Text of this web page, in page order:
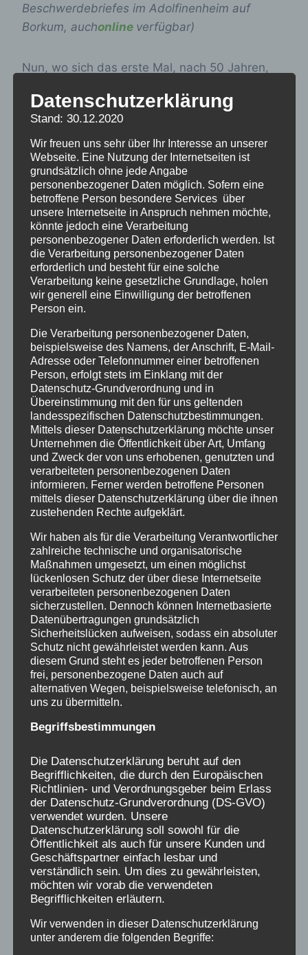
Beschwerdebriefes im Adolfinenheim auf
Borkum, auchonline verfügbar)
Nun, wo sich das erste Mal, nach 50 Jahren,
brechen oftmals lange, nur im Privaten
geäußerte Erinnerungen an Beschimpfungen,
Schmerzen, Scham, Angst und Gewalt auf. Die
Menschen beschreiben dabei detaillierte
Szenen in Ess- und Schlafräumen und wissen
noch, wo ihr Bett stand und wie an einem
bestimmten Tag das Licht durch die Vorhänge
fiel. Sie beschreiben Gerüche, an den
Schlafsaal, den Waschraum, das Essen,
Farben, gestochen scharfe Filmszenen ihrer
traumatischen Erlebnisse und erleben dabei
erneut tiefe Gefühle von Angst und Bedrohung.
Andere haben schwere Körpersymptome und
Alpträume, die sich durch bestimmte Fakten
auf Verschickungserfahrungen zurückführen
lassen. Sie alle erleben einen ungeheuren
Kräftezuwachs aus dem Gefühl, nicht mehr
allein mit ihrem Leid und nicht schuld daran
gewesen zu sein, sie engagieren sich in
gegenseitigem Austausch, in Beratung,
Vernetzung und Recherche, sie streben an,
mehr über diese Einrichtungen herauszufinden.
Und haben es getan, die ersten Recherchen
und Forschung zu diesem Thema kamen von
Betroffenen.
Niemand sollte das Leid der
Verschickungskinder, was sich seit 2019
zehntausendfach öffentlich geäußert hat,
kleinreden wollen, kein einziger positiver
Bericht sollte denjenigen, die als Kinder in
diesen Einrichtungen gelitten haben, das
Leid absprechen. Alle Menschen, die das
Glück hatten, solches nicht zu erleben,
Seit 2019 erstmalig tausende von Menschen
ihre traumatischen Erlebnisse öffentlich
gemacht haben, gab es keinen Sturm der
Entrüstung von ebenso vielen Menschen, die
es anders erlebt hatten, stattdessen brach
eine Lawine von verzweifelten, schmerzhaften
und angsterregenden, oft das ganze Leben
bestimmenden schlimmen Erinnerungen sich
Bahn, und nur sehr selten meldeten sich
Menschen mit auch positiven Erlebnissen in der
Datenschutzerklärung
Stand: 30.12.2020
Wir freuen uns sehr über Ihr Interesse an unserer
Webseite. Eine Nutzung der Internetseiten ist
grundsätzlich ohne jede Angabe
personenbezogener Daten möglich. Sofern eine
betroffene Person besondere Services über
unsere Internetseite in Anspruch nehmen möchte,
könnte jedoch eine Verarbeitung
personenbezogener Daten erforderlich werden. Ist
die Verarbeitung personenbezogener Daten
erforderlich und besteht für eine solche
Verarbeitung keine gesetzliche Grundlage, holen
wir generell eine Einwilligung der betroffenen
Person ein.
Die Verarbeitung personenbezogener Daten,
beispielsweise des Namens, der Anschrift, E-Mail-
Adresse oder Telefonnummer einer betroffenen
Person, erfolgt stets im Einklang mit der
Datenschutz-Grundverordnung und in
Übereinstimmung mit den für uns geltenden
landesspezifischen Datenschutzbestimmungen.
Mittels dieser Datenschutzerklärung möchte unser
Unternehmen die Öffentlichkeit über Art, Umfang
und Zweck der von uns erhobenen, genutzten und
verarbeiteten personenbezogenen Daten
informieren. Ferner werden betroffene Personen
mittels dieser Datenschutzerklärung über die ihnen
zustehenden Rechte aufgeklärt.
Wir haben als für die Verarbeitung Verantwortlicher
zahlreiche technische und organisatorische
Maßnahmen umgesetzt, um einen möglichst
lückenlosen Schutz der über diese Internetseite
verarbeiteten personenbezogenen Daten
sicherzustellen. Dennoch können Internetbasierte
Datenübertragungen grundsätzlich
Sicherheitslücken aufweisen, sodass ein absoluter
Schutz nicht gewährleistet werden kann. Aus
diesem Grund steht es jeder betroffenen Person
frei, personenbezogene Daten auch auf
alternativen Wegen, beispielsweise telefonisch, an
uns zu übermitteln.
Begriffsbestimmungen
Die Datenschutzerklärung beruht auf den
Begrifflichkeiten, die durch den Europäischen
Richtlinien- und Verordnungsgeber beim Erlass
der Datenschutz-Grundverordnung (DS-GVO)
verwendet wurden. Unsere
Datenschutzerklärung soll sowohl für die
Öffentlichkeit als auch für unsere Kunden und
Geschäftspartner einfach lesbar und
verständlich sein. Um dies zu gewährleisten,
möchten wir vorab die verwendeten
Begrifflichkeiten erläutern.
Wir verwenden in dieser Datenschutzerklärung
unter anderem die folgenden Begriffe: